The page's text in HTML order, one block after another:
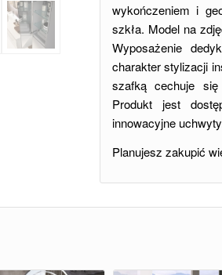
wykończeniem i
szkła. Model na
Wyposażenie
charakter stylizacji
szafką cechuje
Produkt jest
innowacyjne
Planujesz zakupić